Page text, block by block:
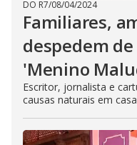
DO R7/08/04/2024
Familiares,
despedem
'Menino
Escritor, jornalista e
causas naturais em